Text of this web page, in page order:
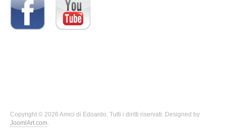
Copyright © 2026 Amici di Edoardo. Tutti i diritti riservati. Designed by
JoomlArt.com.